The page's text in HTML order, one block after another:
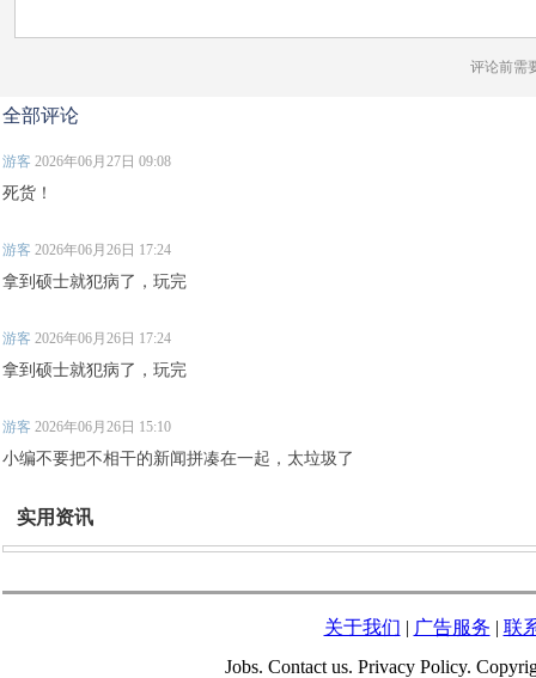
评论前需
全部评论
游客 2026年06月27日 09:08
死货！
游客 2026年06月26日 17:24
拿到硕士就犯病了，玩完
游客 2026年06月26日 17:24
拿到硕士就犯病了，玩完
游客 2026年06月26日 15:10
小编不要把不相干的新闻拼凑在一起，太垃圾了
实用资讯
关于我们 | 广告服务 | 联
Jobs. Contact us. Privacy Policy.